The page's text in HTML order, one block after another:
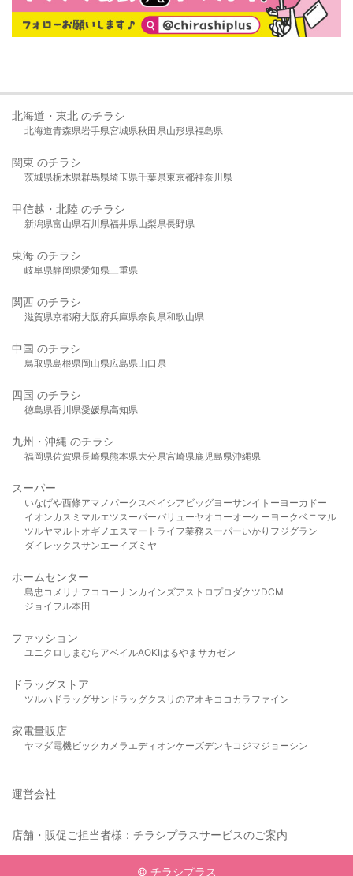
北海道・東北 のチラシ
北海道青森県岩手県宮城県秋田県山形県福島県
関東 のチラシ
茨城県栃木県群馬県埼玉県千葉県東京都神奈川県
甲信越・北陸 のチラシ
新潟県富山県石川県福井県山梨県長野県
東海 のチラシ
岐阜県静岡県愛知県三重県
関西 のチラシ
滋賀県京都府大阪府兵庫県奈良県和歌山県
中国 のチラシ
鳥取県島根県岡山県広島県山口県
四国 のチラシ
徳島県香川県愛媛県高知県
九州・沖縄 のチラシ
福岡県佐賀県長崎県熊本県大分県宮崎県 鹿児島県沖縄県
スーパー
いなげや西條アマノパークスベイシア ビッグヨーサンイトーヨーカドー
イオンカスミ マルエツ スーパーバリューヤオコーオーケー ヨークベニマル
ツルヤマルト オギノ エスマート ライフ業務スーパーいかり フジグラン
ダイレックスサンエーイズミヤ
ホームセンター
島忠 コメリ ナフコ コーナンカインズアストロプロダクツDCM
ジョイフル本田
ファッション
ユニクロ しまむら アベイルAOKIはるやま サカゼン
ドラッグストア
ツルハドラッグサンドラッグクスリのアオキ ココカラファイン
家電量販店
ヤマダ電機ビックカメラ エディオンケーズデンキ コジマジョーシン
運営会社
店舗・販促ご担当者様：チラシプラスサービスのご案内
© チラシプラス